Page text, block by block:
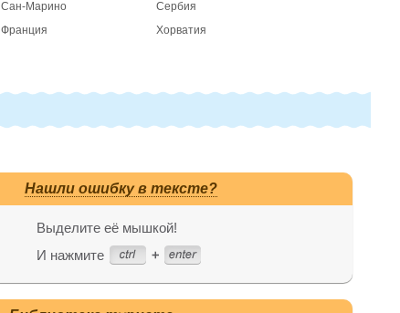
Сан-Марино
Сербия
Франция
Хорватия
Нашли ошибку в тексте?
Выделите её мышкой!
И нажмите